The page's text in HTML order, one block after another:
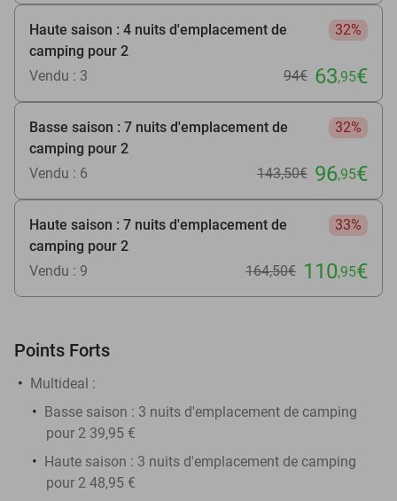
Haute saison : 4 nuits d'emplacement de
camping pour 2
32%
Vendu : 3 94€ 63,95€
Basse saison : 7 nuits d'emplacement de
camping pour 2
32%
Vendu : 6 143,50€ 96,95€
Haute saison : 7 nuits d'emplacement de
camping pour 2
33%
Vendu : 9 164,50€ 110,95€
Points Forts
Multideal :
Basse saison : 3 nuits d'emplacement de camping
pour 2 39,95 €
Haute saison : 3 nuits d'emplacement de camping
pour 2 48,95 €